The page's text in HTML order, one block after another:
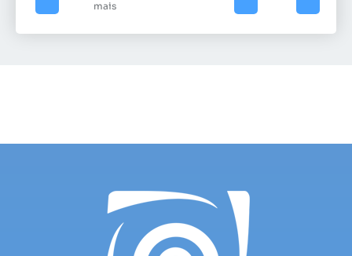
mais